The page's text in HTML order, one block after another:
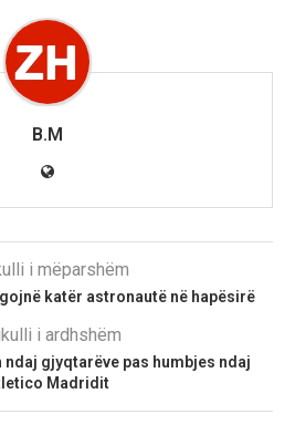
B.M
i mëparshëm
katër astronautë në hapësirë
i ardhshëm
ndaj gjyqtarëve pas humbjes ndaj
Madridit